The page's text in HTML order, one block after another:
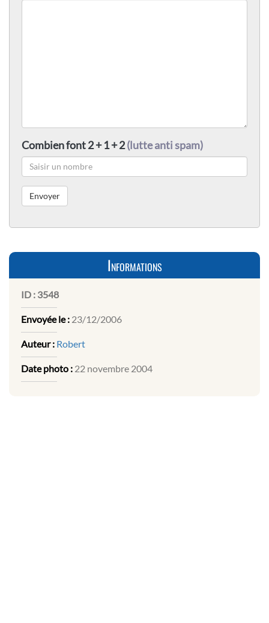
Combien font 2 + 1 + 2(lutte anti spam)
Informations
ID : 3548
Envoyée le : 23/12/2006
Auteur : Robert
Date photo : 22 novembre 2004